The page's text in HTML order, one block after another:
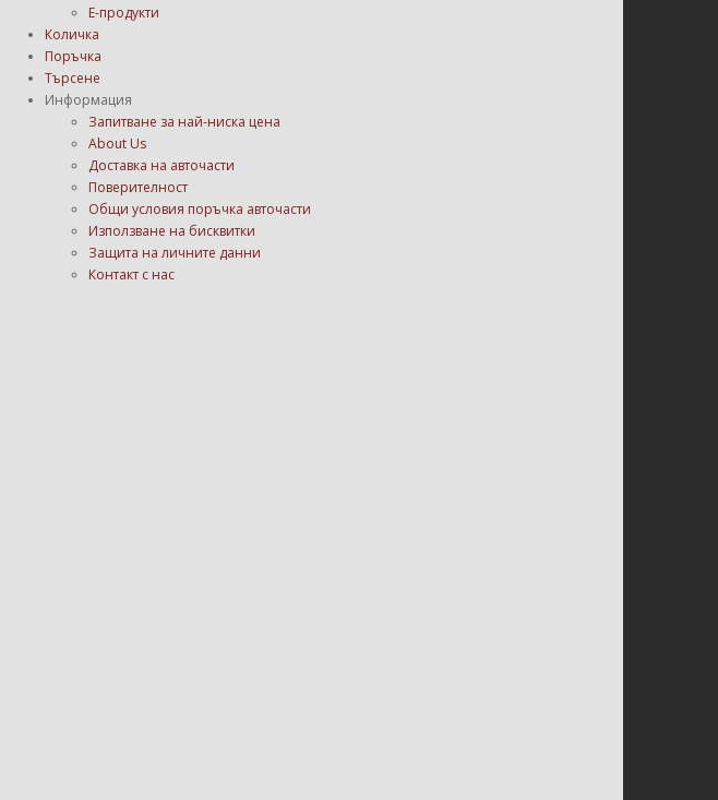
Е-продукти
Количка
Поръчка
Търсене
Информация
Запитване за най-ниска цена
About Us
Доставка на авточасти
Поверителност
Общи условия поръчка авточасти
Използване на бисквитки
Защита на личните данни
Контакт с нас